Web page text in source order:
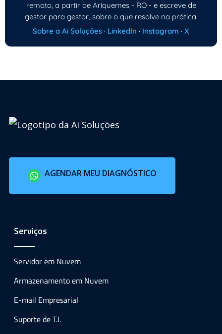
remoto, a partir de Ariquemes - RO - e escreve de
gestor para gestor, sobre o que resolve na prática.
Sobre a Ai Soluções · LinkedIn · Instagram · X
AGENDAR MEU DIAGNÓSTICO
Serviços
Servidor em Nuvem
Armazenamento em Nuvem
E-mail Empresarial
Suporte de T.I.